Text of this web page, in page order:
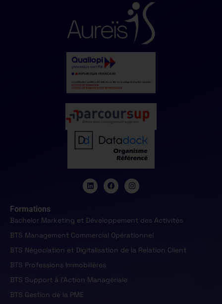
Formations
Bachelor Marketing et Développement des Activités
BTS Management Commercial Opérationnel
BTS Négociation et Digitalisation de la Relation Client
BTS Professions Immobilières
BTS Support à l'Action Managériale
BTS Gestion de la PME